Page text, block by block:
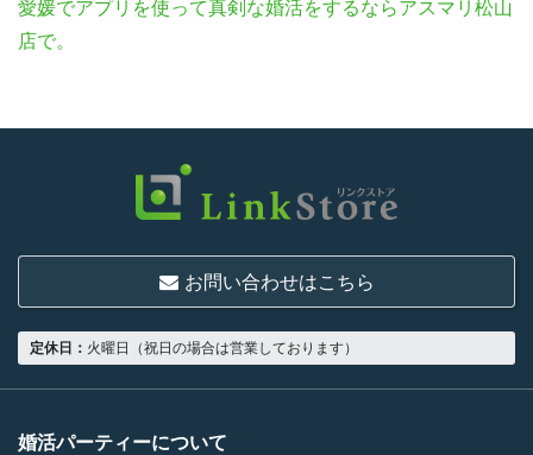
愛媛でアプリを使って真剣な婚活をするならアスマリ松山
店で。
お問い合わせはこちら
定休日： 火曜日（祝日の場合は営業しております）
婚活パーティーについて